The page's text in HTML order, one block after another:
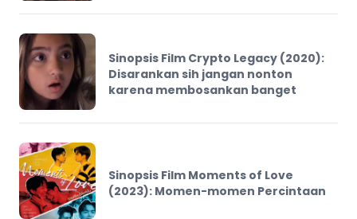
Sinopsis Film Crypto Legacy (2020):
Disarankan sih jangan nonton
karena membosankan banget
Sinopsis Film Moments of Love
(2023): Momen-momen Percintaan